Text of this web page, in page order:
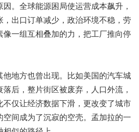
。全球能源困局使运营成本飙升，
，出口订单减少，政治环境不稳，劳
像一组互相叠加的力，把工厂推向停
他地方也曾出现。比如美国的汽车城
后，整片街区被废弃，人口外流，
不仅让经济数据下滑，更改变了城市
空间成为了沉寂的空壳。孟加拉的一